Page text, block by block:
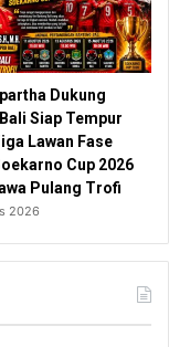
Dukung
Siap Tempur
Lawan Fase
Cup 2026
Pulang Trofi
2026